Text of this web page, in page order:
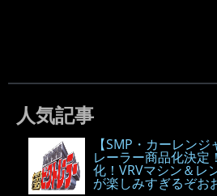
人気記事
【SMP・カーレン
レーラー商品化決定
化！VRVマシン＆レ
が楽しみすぎるぞお